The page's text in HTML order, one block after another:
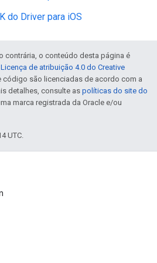
do Driver para iOS
contrária, o conteúdo desta página é
Licença de atribuição 4.0 do Creative
código são licenciadas de acordo com a
detalhes, consulte as políticas do site do
marca registrada da Oracle e/ou
UTC.